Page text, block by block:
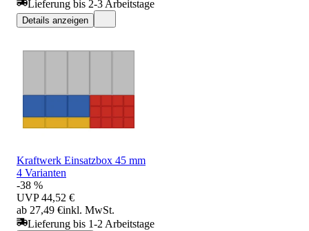
Lieferung bis 2-3 Arbeitstage
Details anzeigen
Kraftwerk Einsatzbox 45 mm
4 Varianten
-38 %
UVP 44,52 €
ab 27,49 €inkl. MwSt.
Lieferung bis 1-2 Arbeitstage